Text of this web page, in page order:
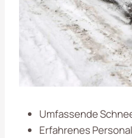
Umfassende
Erfahrenes